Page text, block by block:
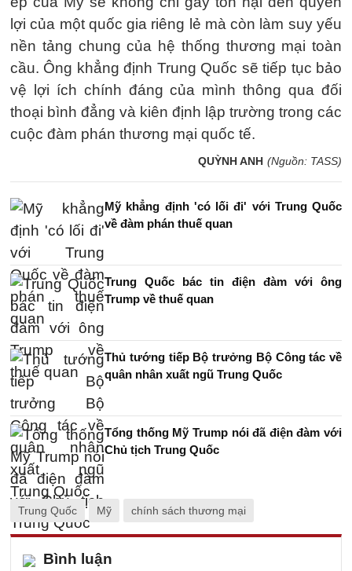
lợi của một quốc gia riêng lẻ mà còn làm suy yếu
nền tảng chung của hệ thống thương mại toàn
cầu. Ông khẳng định Trung Quốc sẽ tiếp tục bảo
vệ lợi ích chính đáng của mình thông qua đối
thoại bình đẳng và kiên định lập trường trong các
cuộc đàm phán thương mại quốc tế.
QUỲNH ANH (Nguồn: TASS)
Mỹ khẳng định 'có lối đi' với Trung Quốc
về đàm phán thuế quan
Trung Quốc bác tin điện đàm với ông
Trump về thuế quan
Thủ tướng tiếp Bộ trưởng Bộ Công tác về
quân nhân xuất ngũ Trung Quốc
Tổng thống Mỹ Trump nói đã điện đàm với
Chủ tịch Trung Quốc
Trung Quốc Mỹ chính sách thương mại
Bình luận